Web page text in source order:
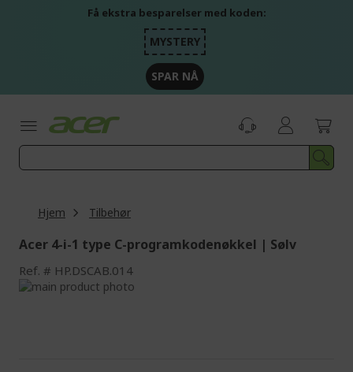
Få ekstra besparelser med koden:
MYSTERY
SPAR NÅ
Hjem Tilbehør
Acer 4-i-1 type C-programkodenøkkel | Sølv
Ref. HP.DSCAB.014
Skip